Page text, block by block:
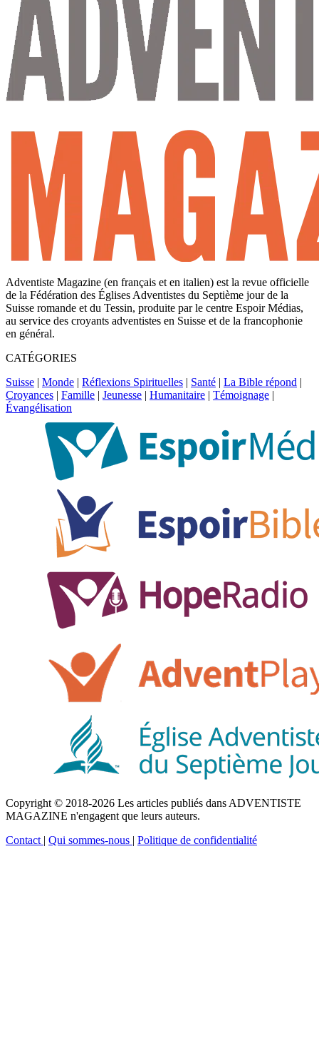
Adventiste Magazine (en français et en italien) est la revue officielle
de la Fédération des Églises Adventistes du Septième jour de la
Suisse romande et du Tessin, produite par le centre Espoir Médias,
au service des croyants adventistes en Suisse et de la francophonie
en général.
CATÉGORIES
Suisse | Monde | Réflexions Spirituelles | Santé | La Bible répond |
Croyances | Famille | Jeunesse | Humanitaire | Témoignage |
Évangélisation
Copyright © 2018-2026 Les articles publiés dans ADVENTISTE
MAGAZINE n'engagent que leurs auteurs.
Contact | Qui sommes-nous | Politique de confidentialité